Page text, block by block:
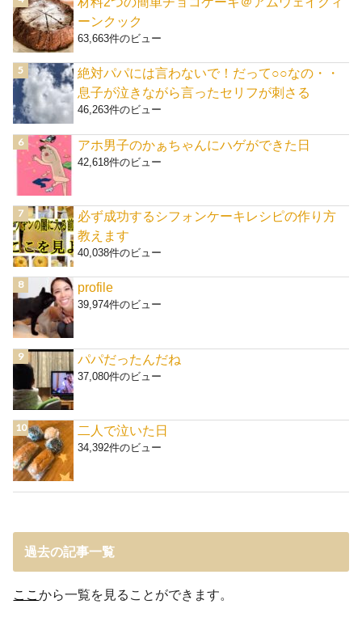
ーンクック
63,663件のビュー
絶対パパには言わないで！だって○○なの・・
息子が泣きながら言ったセリフが刺さる
46,263件のビュー
アホ男子のかぁちゃんにハゲができた日
42,618件のビュー
必ず成功するシフォンケーキレシピの作り方
教えます
40,038件のビュー
profile
39,974件のビュー
パパだったんだね
37,080件のビュー
二人で泣いた日
34,392件のビュー
過去の記事一覧
ここから一覧を見ることができます。